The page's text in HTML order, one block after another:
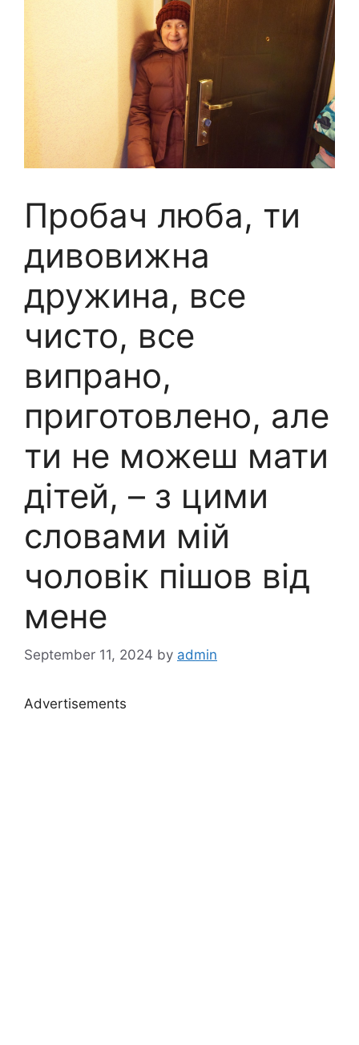
Пробач люба, ти
дивовижна
дружина, все
чисто, все
випрано,
приготовлено, але
ти не можеш мати
дітей, – з цими
словами мій
чоловік пішов від
мене
September 11, 2024 by admin
Advertisements